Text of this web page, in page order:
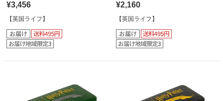
¥3,456
【英国ライフ】
¥2,160
【英国ライフ】